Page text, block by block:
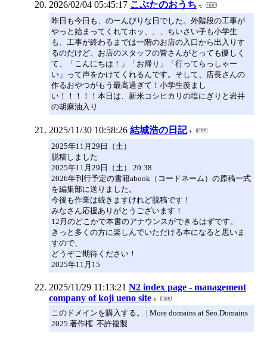
2026/02/04 05:45:17 こぶたのおうち
昨日も今日も、のーんびりな日でした。外階段の工事が
やっと始まってくれてホッ、、、ちいさい子も小学生
も、工事が終わるまでは一階のお店の入口から出入りす
るのだけど、お店のスタッフの皆さんがとっても優しく
て、「こんにちは！」「お帰り」「行ってらっしゃー
い」って声をかけてくれるんです。そして、店長さんの
作るおやつがもう最高過ぎて！小学生羨まし
い！！！！！本日は、新米コシヒカリの塩にぎりと岩井
の胡麻油入り
2025/11/30 10:58:26 結城浩の日記
2025年11月29日（土）
脱稿しました
2025年11月29日（土） 20:38
2026年刊行予定の書籍abook（コードネーム）の原稿一式
を編集部に送りました。
今後も作業は続きますけれど脱稿です！
みなさん応援ありがとうございます！
12月のどこかで本書のアナウンスができるはずです。
きっと多くの方に楽しんでいただける本になると思いま
すので、
どうぞご期待ください！
2025年11月15
2025/11/29 11:13:21 N2 index page - management
company of koji ueno site
このドメインを購入する。 | More domains at Seo.Domains
2025 著作権. 不許複製